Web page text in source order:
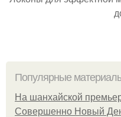
Популярные
На шанхайской
Совершенно Новый